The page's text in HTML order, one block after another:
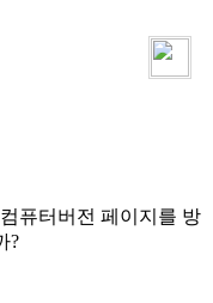
퓨터버전 페이지를 방
?